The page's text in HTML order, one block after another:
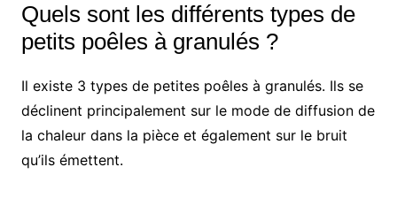
Quels sont les différents types de
petits poêles à granulés ?
Il existe 3 types de petites poêles à granulés. Ils se
déclinent principalement sur le mode de diffusion de
la chaleur dans la pièce et également sur le bruit
qu’ils émettent.